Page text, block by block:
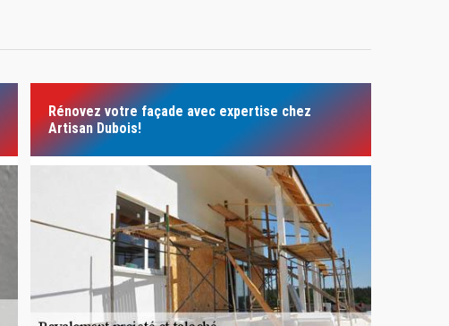
Rénovez votre façade avec expertise chez
Artisan Dubois!